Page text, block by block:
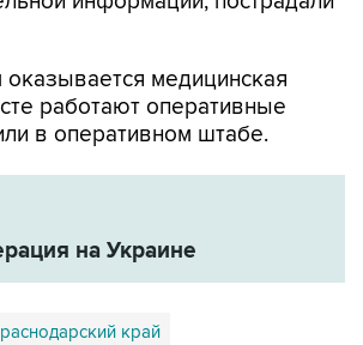
медицинская
работают оперативные
в оперативном штабе.
на Украине
край